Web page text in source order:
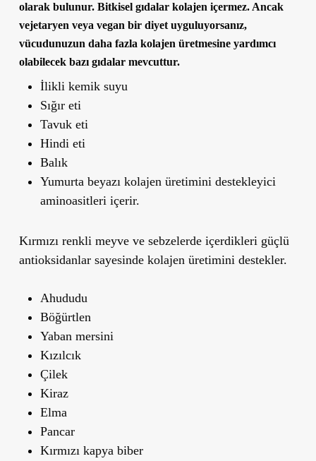
olarak bulunur. Bitkisel gıdalar kolajen içermez. Ancak
vejetaryen veya vegan bir diyet uyguluyorsanız,
vücudunuzun daha fazla kolajen üretmesine yardımcı
olabilecek bazı gıdalar mevcuttur.
İlikli kemik suyu
Sığır eti
Tavuk eti
Hindi eti
Balık
Yumurta beyazı kolajen üretimini destekleyici
aminoasitleri içerir.
Kırmızı renkli meyve ve sebzelerde içerdikleri güçlü
antioksidanlar sayesinde kolajen üretimini destekler.
Ahududu
Böğürtlen
Yaban mersini
Kızılcık
Çilek
Kiraz
Elma
Pancar
Kırmızı kapya biber